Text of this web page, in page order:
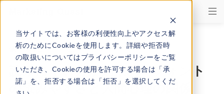
当サイトでは、お客様の利便性向上やアクセス解
析のためにCookieを使用します。詳細や拒否時
の取扱いについてはプライバシーポリシーをご覧
いただき、Cookieの使用を許可する場合は「承
諾」を、拒否する場合は「拒否」を選択してくだ
HOME > ホームページ制作
読みにくい方が効果的？フォント
の読みやすさと人間心理の関係